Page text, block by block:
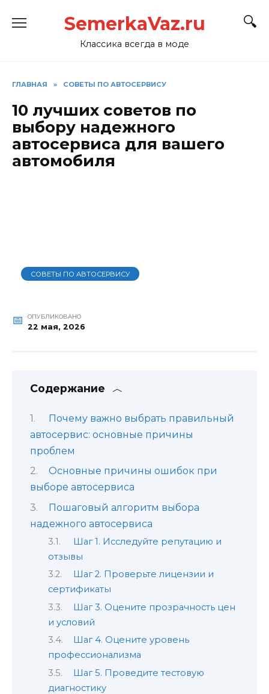
SemerkaVaz.ru
Классика всегда в моде
ГЛАВНАЯ » СОВЕТЫ ПО АВТОСЕРВИСУ
10 лучших советов по
выбору надежного
автосервиса для вашего
автомобиля
СОВЕТЫ ПО АВТОСЕРВИСУ
ОПУБЛИКОВАНО
22 мая, 2026
Содержание
Почему важно выбрать правильный
автосервис: основные причины
проблем
Основные причины ошибок при
выборе автосервиса
Пошаговый алгоритм выбора
надежного автосервиса
Шаг 1. Исследуйте репутацию и
отзывы
Шаг 2. Проверьте лицензии и
сертификаты
Шаг 3. Оцените прозрачность цен
и условий
Шаг 4. Оцените уровень
профессионализма
Шаг 5. Проведите тестовую
диагностику